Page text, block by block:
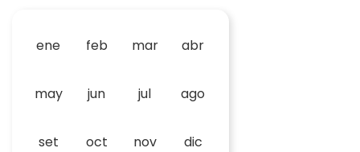
ene feb mar abr
may jun jul ago
set oct nov dic